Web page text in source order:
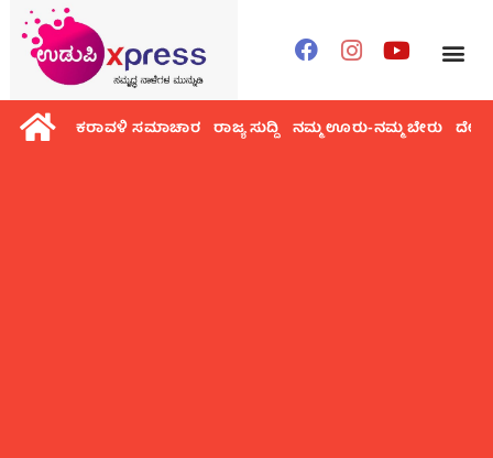
ಕರಾವಳಿ ಸಮಾಚಾರ ರಾಜ್ಯ ಸುದ್ದಿ ನಮ್ಮ ಊರು-ನಮ್ಮ ಬೇರು ದೇಶ